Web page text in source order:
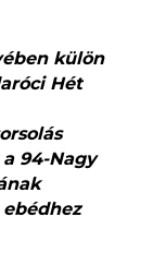
külön
Hét
94-Nagy